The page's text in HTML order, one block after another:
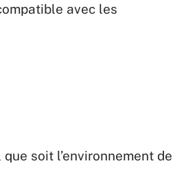
avec les
soit l’environnement de